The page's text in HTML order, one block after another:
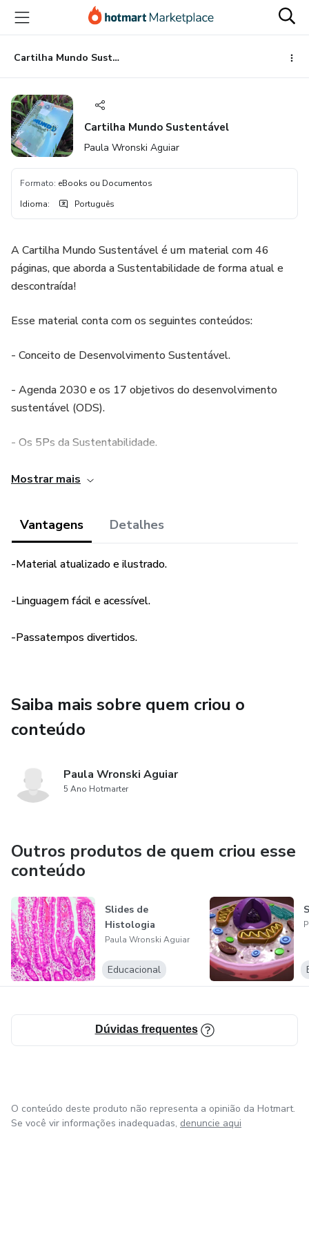
para
conteúdo
principal
para
pagamento
para
rodapé
Cartilha Mundo Sustentável
Cartilha Mundo Sustentável
Paula Wronski Aguiar
Formato: eBooks ou Documentos
Idioma: Português
A Cartilha Mundo Sustentável é um material com 46
páginas, que aborda a Sustentabilidade de forma atual e
descontraída!
Esse material conta com os seguintes conteúdos:
- Conceito de Desenvolvimento Sustentável.
- Agenda 2030 e os 17 objetivos do desenvolvimento
sustentável (ODS).
- Os 5Ps da Sustentabilidade.
- Consumo consciente.
- Práticas sustentáveis
de Desenvolvimento Sustentável em Linguagens, grupo
Mostrar mais
Vantagens Detalhes
-Material atualizado e ilustrado.
-Linguagem fácil e acessível.
-Passatempos divertidos.
Saiba mais sobre quem criou o
conteúdo
Paula Wronski Aguiar
5 Ano Hotmarter
Outros produtos de quem criou esse
conteúdo
Slides de
Histologia
Paula Wronski Aguiar
Educacional
Dúvidas frequentes
O conteúdo deste produto não representa a opinião da Hotmart.
Se você vir informações inadequadas, denuncie aqui